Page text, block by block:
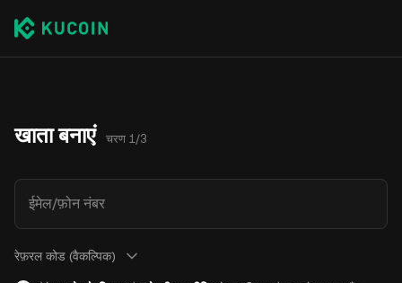
खाता बनाएं चरण 1/3
ईमेल/फ़ोन नंबर
रेफ़रल कोड (वैकल्पिक)